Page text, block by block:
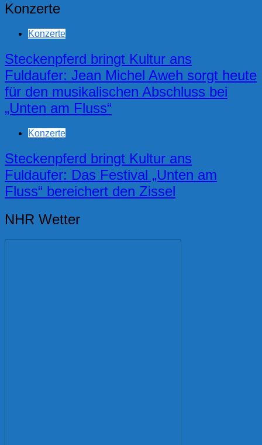
Konzerte
Konzerte
Steckenpferd bringt Kultur ans
Fuldaufer: Jean Michel Aweh sorgt heute
für den musikalischen Abschluss bei
„Unten am Fluss“
Konzerte
Steckenpferd bringt Kultur ans
Fuldaufer: Das Festival „Unten am
Fluss“ bereichert den Zissel
NHR Wetter